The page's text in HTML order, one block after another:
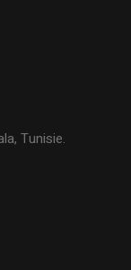
Tunisie.